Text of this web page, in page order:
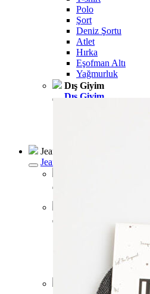
Polo
Şort
Deniz Şortu
Atlet
Hırka
Eşofman Altı
Yağmurluk
Dış Giyim
Dış Giyim
Jean
Jean
Erkek Jean